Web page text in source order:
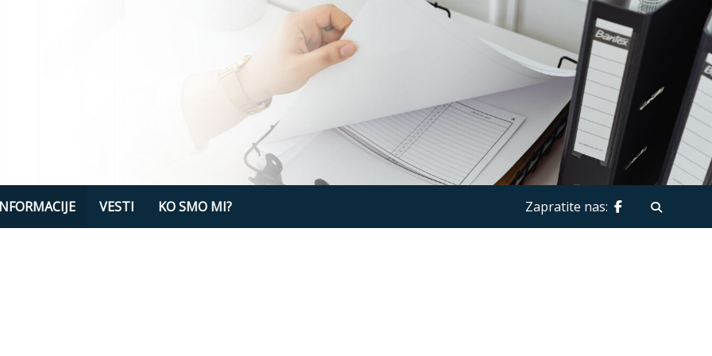
VESTI KO SMO MI? Zapratite nas: